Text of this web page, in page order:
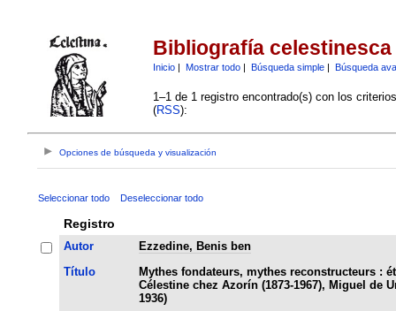
Bibliografía celestinesca
Inicio| Mostrar todo| Búsqueda simple| Búsqueda
1–1 de 1 registro encontrado(s) con los
(RSS):
Opciones de búsqueda y visualización
Seleccionar todo Deseleccionar todo
Registro
Autor
Ezzedine, Benis ben
Título
Mythes fondateurs, mythes reconstructeurs :
Célestine chez Azorín (1873-1967), Miguel de
1936)